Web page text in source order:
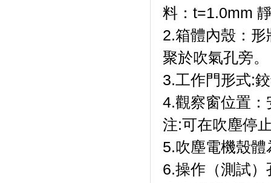
料：t=1.0mm
2.箱體內殼：
聚於吹氣孔旁。
3.工作門形式:
4.觀察窗位置
注:可在吹塵停止
5.吹塵電機殼體為
6.操作（測試）